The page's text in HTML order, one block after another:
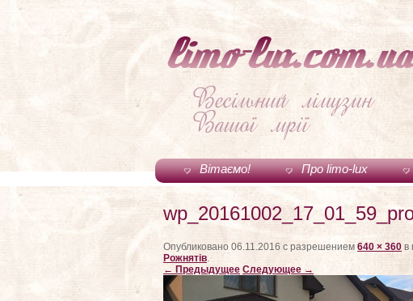
Вітаємо! Про limo-lux
Опубликовано 06.11.2016 с разрешением 640 × 360 в
Рожнятів.
← Предыдущее Следующее →